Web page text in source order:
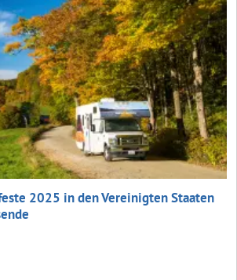
2025 in den Vereinigten Staaten